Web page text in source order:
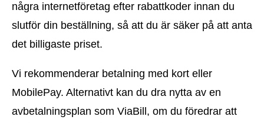
några internetföretag efter rabattkoder innan du
slutför din beställning, så att du är säker på att anta
det billigaste priset.
Vi rekommenderar betalning med kort eller
MobilePay. Alternativt kan du dra nytta av en
avbetalningsplan som ViaBill, om du föredrar att